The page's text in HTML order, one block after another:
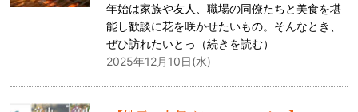
年始は家族や友人、職場の同僚たちと美食を堪
能し歓談に花を咲かせたいもの。そんなとき、
ぜひ訪れたいとっ（続きを読む）
2025年12月10日(水)